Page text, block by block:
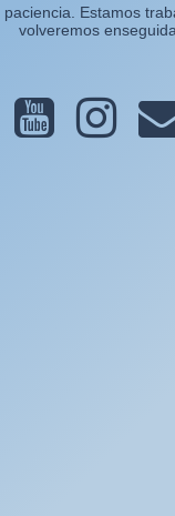
Estamos
volveremos enseguida.